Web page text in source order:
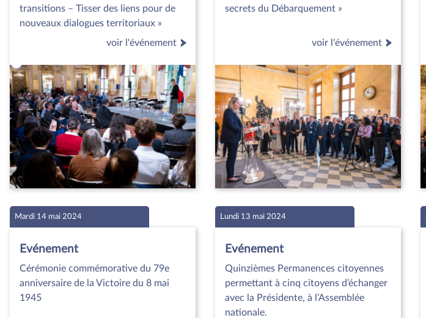
transitions – Tisser des liens pour de
nouveaux dialogues territoriaux »
voir l'événement
secrets du Débarquement »
voir l'événement
Mardi 14 mai 2024
Evénement
Cérémonie commémorative du 79e
anniversaire de la Victoire du 8 mai
1945
Lundi 13 mai 2024
Evénement
Quinzièmes Permanences citoyennes
permettant à cinq citoyens d’échanger
avec la Présidente, à l’Assemblée
nationale.